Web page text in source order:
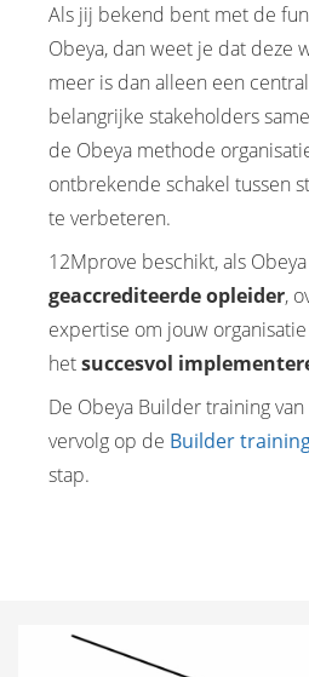
Als jij bekend bent met de
Obeya, dan weet je dat deze
meer is dan alleen een
belangrijke stakeholders
de Obeya methode
ontbrekende schakel tussen
te verbeteren.
12Mprove beschikt, als
geaccrediteerde opleider,
expertise om jouw
hetsuccesvol
De Obeya Builder training
vervolg op de Builder
stap.